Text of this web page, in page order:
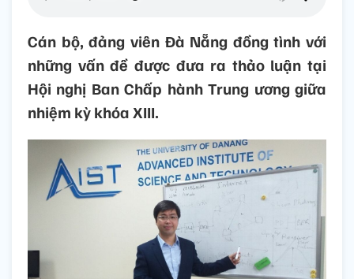
Cán bộ, đảng viên Đà Nẵng đồng tình với
những vấn đề được đưa ra thảo luận tại
Hội nghị Ban Chấp hành Trung ương giữa
nhiệm kỳ khóa XIII.